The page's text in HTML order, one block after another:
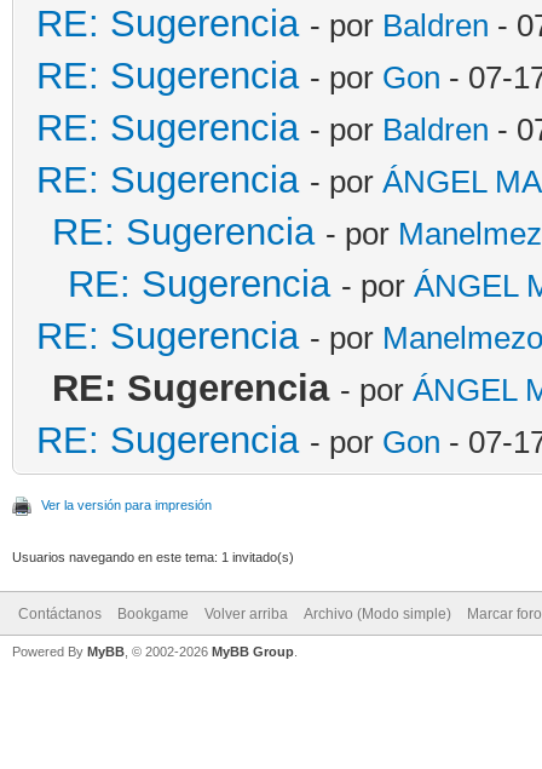
RE: Sugerencia - por Baldren -
RE: Sugerencia - por Gon - 07-
RE: Sugerencia - por Baldren -
RE: Sugerencia - por ÁNGEL
RE: Sugerencia - por
RE: Sugerencia - por ÁNGEL
RE: Sugerencia - por Manelmezo
RE: Sugerencia - por ÁNGEL
RE: Sugerencia - por Gon - 07-
Ver la versión para impresión
Usuarios navegando en este tema: 1 invitado(s)
Contáctanos Bookgame Volver arriba Archivo (Modo simple) Marcar
Powered By MyBB , © 2002-2026 MyBB Group